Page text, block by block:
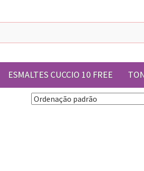
ESMALTES CUCCIO 10 FREE